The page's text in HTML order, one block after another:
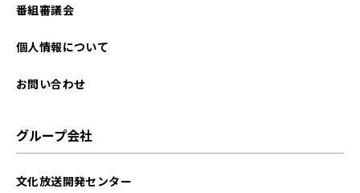
番組審議会
個人情報について
お問い合わせ
グループ会社
文化放送開発センター